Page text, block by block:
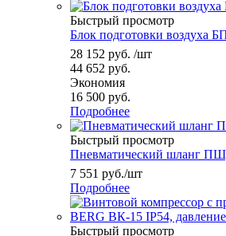
Быстрый просмотр
Блок подготовки воздуха
28 152 руб. /шт
44 652 руб.
Экономия
16 500 руб.
Подробнее
Быстрый просмотр
Пневматический шланг
7 551 руб./шт
Подробнее
Быстрый просмотр